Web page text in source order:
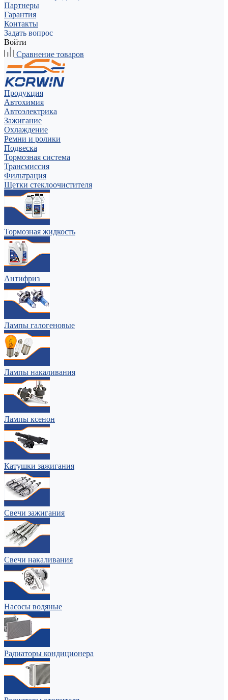
Партнеры
Гарантия
Контакты
Задать вопрос
Войти
Сравнение товаров
Продукция
Автохимия
Автоэлектрика
Зажигание
Охлаждение
Ремни и ролики
Подвеска
Тормозная система
Трансмиссия
Фильтрация
Щетки стеклоочистителя
Тормозная жидкость
Антифриз
Лампы галогеновые
Лампы накаливания
Лампы ксенон
Катушки зажигания
Свечи зажигания
Свечи накаливания
Насосы водяные
Радиаторы кондиционера